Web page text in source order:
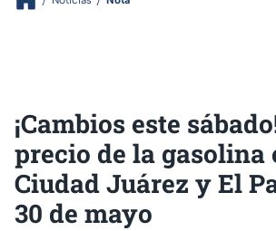
¡Cambios este
precio de la gasolina
Ciudad Juárez y El
30 de mayo